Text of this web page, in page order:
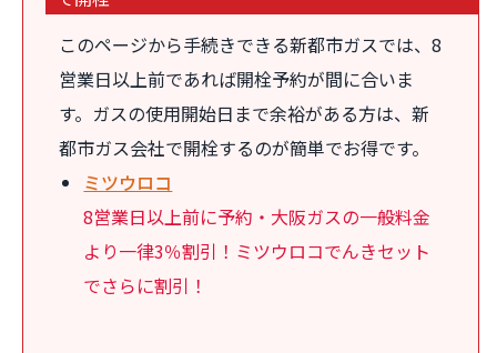
このページから手続きできる新都市ガスでは、8
営業日以上前であれば開栓予約が間に合いま
す。ガスの使用開始日まで余裕がある方は、新
都市ガス会社で開栓するのが簡単でお得です。
ミツウロコ
8営業日以上前に予約・大阪ガスの一般料金
より一律3％割引！ミツウロコでんきセット
でさらに割引！